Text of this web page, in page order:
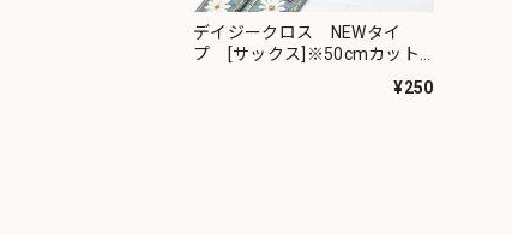
デイジークロス NEWタイ
プ [サックス]※50cmカット
¥250